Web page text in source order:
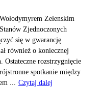
Zełenskim
Zjednoczonych
się w gwarancję
również o koniecznej
rozstrzygnięcie
spotkanie między
...
Czytaj dalej